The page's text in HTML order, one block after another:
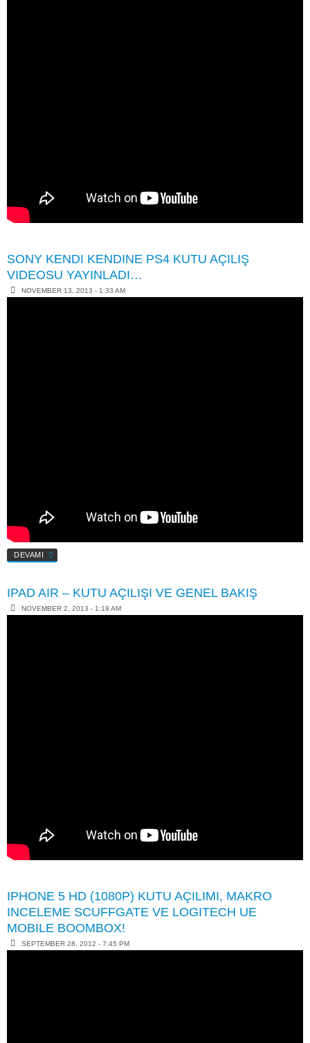
SONY KENDI KENDINE PS4 KUTU AÇILIŞ
VIDEOSU YAYINLADI…
NOVEMBER 13, 2013 - 1:33 AM
DEVAMI
IPAD AIR – KUTU AÇILIŞI VE GENEL BAKIŞ
NOVEMBER 2, 2013 - 1:19 AM
IPHONE 5 HD (1080P) KUTU AÇILIMI, MAKRO
INCELEME SCUFFGATE VE LOGITECH UE
MOBILE BOOMBOX!
SEPTEMBER 28, 2012 - 7:45 PM